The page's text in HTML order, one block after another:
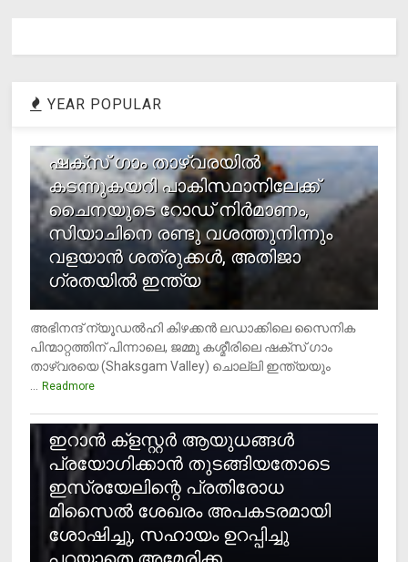
YEAR POPULAR
ഷക്സ് ​ഗാം താഴ്‌വരയിൽ
കടന്നുകയറി പാകിസ്ഥാനിലേക്ക്
ചൈനയുടെ റോഡ് നിർമാണം,
സിയാചിനെ രണ്ടു വശത്തുനിന്നും
വളയാൻ ശത്രുക്കൾ, അതിജാ​
ഗ്രതയിൽ ഇന്ത്യ
അഭിനന്ദ് ന്യൂഡൽഹി കിഴക്കൻ ലഡാക്കിലെ സൈനിക
പിന്മാറ്റത്തിന് പിന്നാലെ, ജമ്മു കശ്മീരിലെ ഷക്സ് ​ഗാം
താഴ്‌വരയെ (Shaksgam Valley) ചൊല്ലി ഇന്ത്യയും
... Readmore
ഇറാന്‍ ക്‌ളസ്റ്റര്‍ ആയുധങ്ങള്‍
പ്രയോഗിക്കാന്‍ തുടങ്ങിയതോടെ
ഇസ്രയേലിന്റെ പ്രതിരോധ
മിസൈല്‍ ശേഖരം അപകടരമായി
ശോഷിച്ചു, സഹായം ഉറപ്പിച്ചു